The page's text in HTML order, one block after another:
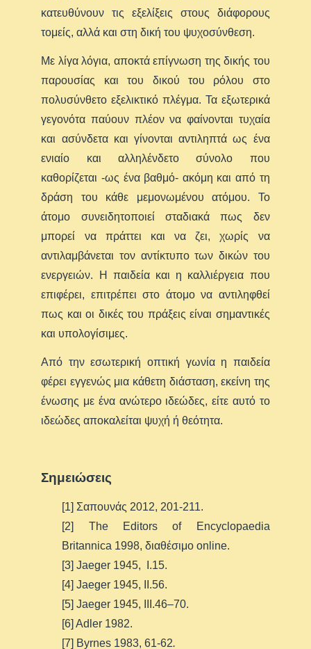
κατευθύνουν τις εξελίξεις στους διάφορους
τομείς, αλλά και στη δική του ψυχοσύνθεση.
Με λίγα λόγια, αποκτά επίγνωση της δικής του
παρουσίας και του δικού του ρόλου στο
πολυσύνθετο εξελικτικό πλέγμα. Τα εξωτερικά
γεγονότα παύουν πλέον να φαίνονται τυχαία
και ασύνδετα και γίνονται αντιληπτά ως ένα
ενιαίο και αλληλένδετο σύνολο που
καθορίζεται -ως ένα βαθμό- ακόμη και από τη
δράση του κάθε μεμονωμένου ατόμου. Το
άτομο συνειδητοποιεί σταδιακά πως δεν
μπορεί να πράττει και να ζει, χωρίς να
αντιλαμβάνεται τον αντίκτυπο των δικών του
ενεργειών. Η παιδεία και η καλλιέργεια που
επιφέρει, επιτρέπει στο άτομο να αντιληφθεί
πως και οι δικές του πράξεις είναι σημαντικές
και υπολογίσιμες.
Από την εσωτερική οπτική γωνία η παιδεία
φέρει εγγενώς μια κάθετη διάσταση, εκείνη της
ένωσης με ένα ανώτερο ιδεώδες, είτε αυτό το
ιδεώδες αποκαλείται ψυχή ή θεότητα.
Σημειώσεις
[1] Σαπουνάς 2012, 201-211.
[2] The Editors of Encyclopaedia
Britannica 1998, διαθέσιμο online.
[3] Jaeger 1945, I.15.
[4] Jaeger 1945, II.56.
[5] Jaeger 1945, III.46–70.
[6] Adler 1982.
[7] Byrnes 1983, 61-62.